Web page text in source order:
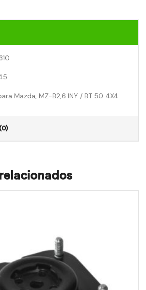
Mazda, MZ-B2,6 INY / BT 50 4X4